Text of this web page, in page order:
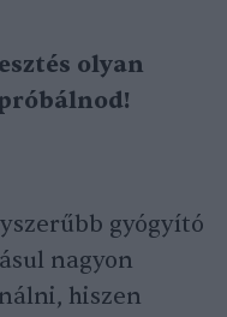
olyan
gyógyító
nagyon
hiszen